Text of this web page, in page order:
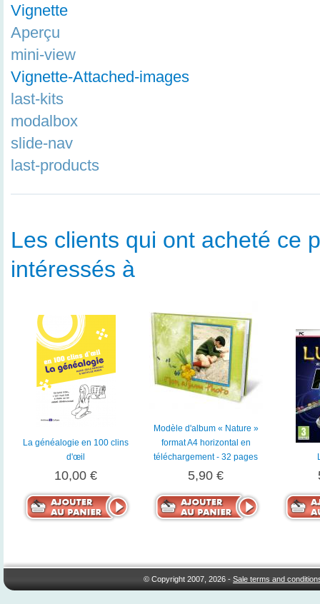
Vignette
Aperçu
mini-view
Vignette-Attached-images
last-kits
modalbox
slide-nav
last-products
Les clients qui ont acheté ce
intéressés à
La généalogie en 100 clins
d'œil
10,00 €
Modèle d'album « Nature »
format A4 horizontal en
téléchargement - 32 pages
5,90 €
© Copyright 2007, 2026 -Sale terms and